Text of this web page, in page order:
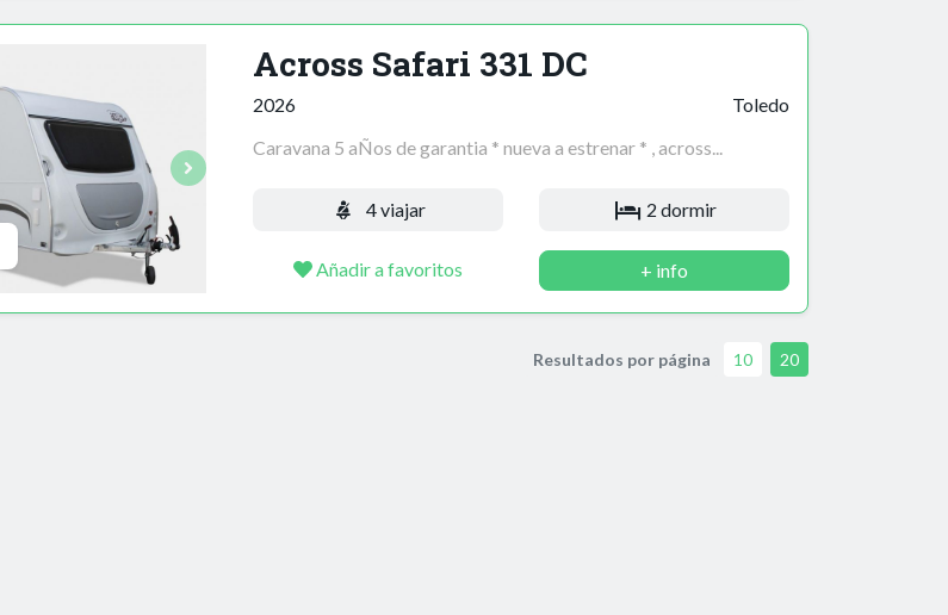
Across Safari 331 DC
2026
Toledo
Caravana 5 aÑos de garantia * nueva a estrenar * , across...
4 viajar 2 dormir
Añadir a favoritos + info
Resultados por página 10 20